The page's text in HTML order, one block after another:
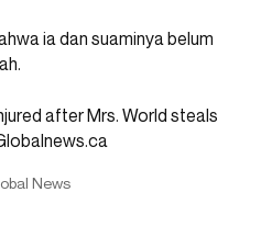
ia dan suaminya belum
News